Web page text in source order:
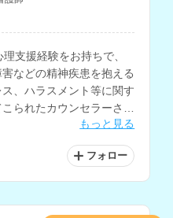
支援経験をお持ちで、
などの精神疾患を抱える
、ハラスメント等に関す
られたカウンセラーさん
もっと見る
フォロー